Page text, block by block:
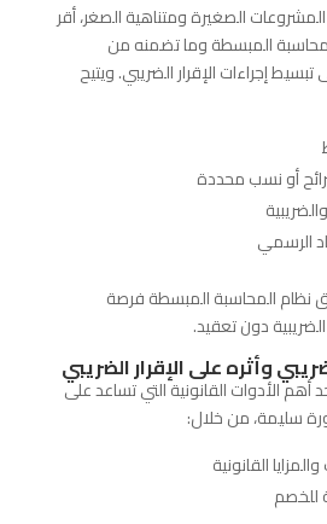
الصغيرة ومتناهية الصغر، أقر
المبسطة وما تضمنه من
إجراءات الإقرار الضريبي. ويتيح
أو نسب محددة
الرسمي
نظام المحاسبة المبسطة فرصة
دون تعقيد.
وأثره على الإقرار الضريبي
أهم الأدوات القانونية التي تساعد على
سليمة، من خلال:
القانونية
للخصم